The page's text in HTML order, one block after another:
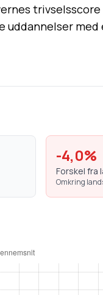
trivselsscore
uddannelser
-4,0%
Forskel fra
Omkring